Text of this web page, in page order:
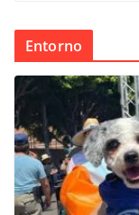
Entorno